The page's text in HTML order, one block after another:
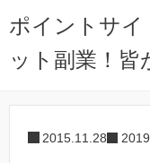
ポイントサイ
ット副業！
2015.11.28